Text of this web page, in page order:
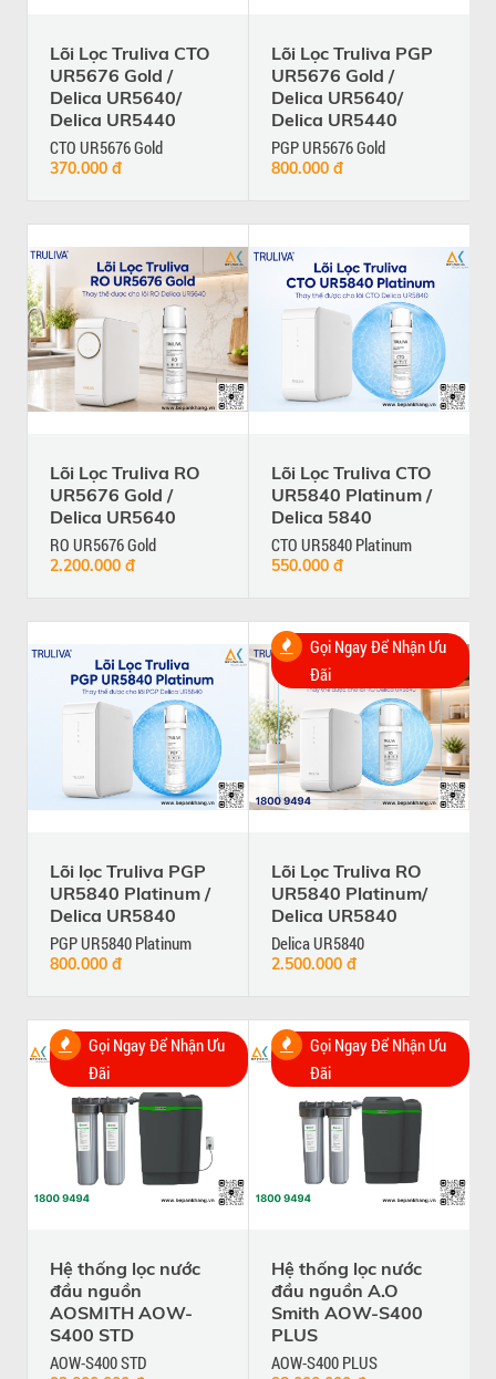
Lõi Lọc Truliva CTO
UR5676 Gold /
Delica UR5640/
Delica UR5440
CTO UR5676 Gold
370.000 đ
Lõi Lọc Truliva PGP
UR5676 Gold /
Delica UR5640/
Delica UR5440
PGP UR5676 Gold
800.000 đ
Lõi Lọc Truliva RO
UR5676 Gold /
Delica UR5640
RO UR5676 Gold
2.200.000 đ
Lõi Lọc Truliva CTO
UR5840 Platinum /
Delica 5840
CTO UR5840 Platinum
550.000 đ
Lõi lọc Truliva PGP
UR5840 Platinum /
Delica UR5840
PGP UR5840 Platinum
800.000 đ
Gọi Ngay Để Nhận Ưu
Đãi
Lõi Lọc Truliva RO
UR5840 Platinum/
Delica UR5840
Delica UR5840
2.500.000 đ
Gọi Ngay Để Nhận Ưu
Đãi
Hệ thống lọc nước
đầu nguồn
AOSMITH AOW-
S400 STD
AOW-S400 STD
Gọi Ngay Để Nhận Ưu
Đãi
Hệ thống lọc nước
đầu nguồn A.O
Smith AOW-S400
PLUS
AOW-S400 PLUS